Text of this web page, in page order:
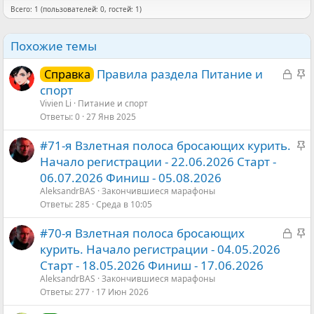
По первоочередным задачам:
Технические моменты
Разработка стратегии дальнейшего развития
проекта.
Аудит существующих регламентов и их изменение.
Аудит структуры разделов форума и приведение их в
общую систему.
Оптимизация численности управленческого состава,
описание зоны ответственности.
Идеи, предложения?
Всего: 1 (пользователей: 0, гостей: 1)
Похожие темы
З
ы
З
е
п
Справка Правила раздела Питание и
спорт
Vivien Li
Питание и спорт
Ответы 0 27 Янв 2025
З
п
л
#71-я Взлетная полоса бросающих курить.
Начало регистрации - 22.06.2026 Старт -
06.07.2026 Финиш - 05.08.2026
AleksandrBАS Закончившиеся марафоны
Ответы 285 Среда в 10:05
З
т
З
п
#70-я Взлетная полоса бросающих
курить. Начало регистрации - 04.05.2026
Старт - 18.05.2026 Финиш - 17.06.2026
AleksandrBАS Закончившиеся марафоны
Ответы 277 17 Июн 2026